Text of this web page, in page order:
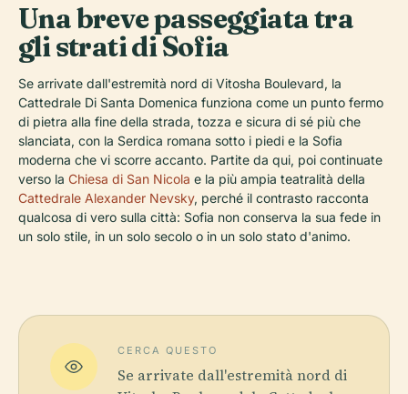
Una breve passeggiata tra
gli strati di Sofia
Se arrivate dall'estremità nord di Vitosha Boulevard, la
Cattedrale Di Santa Domenica funziona come un punto fermo
di pietra alla fine della strada, tozza e sicura di sé più che
slanciata, con la Serdica romana sotto i piedi e la Sofia
moderna che vi scorre accanto. Partite da qui, poi continuate
verso la Chiesa di San Nicola e la più ampia teatralità della
Cattedrale Alexander Nevsky, perché il contrasto racconta
qualcosa di vero sulla città: Sofia non conserva la sua fede in
un solo stile, in un solo secolo o in un solo stato d'animo.
CERCA QUESTO
Se arrivate dall'estremità nord di